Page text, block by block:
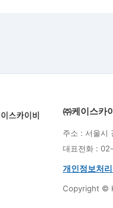
㈜케이스카
주소 : 서울시
대표전화 :
개인정보처
Copyright ©